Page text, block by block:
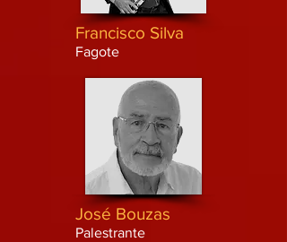
Francisco Silva
Fagote
José Bouzas
Palestrante